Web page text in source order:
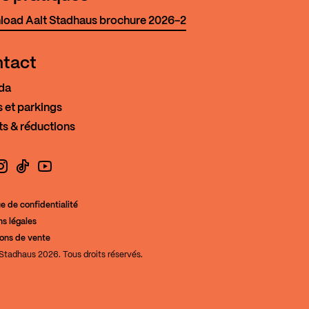
Aalt Stadhaus brochure 2026-2
et parkings
& réductions
de confidentialité
légales
de vente
2026. Tous droits réservés.
de la Culture